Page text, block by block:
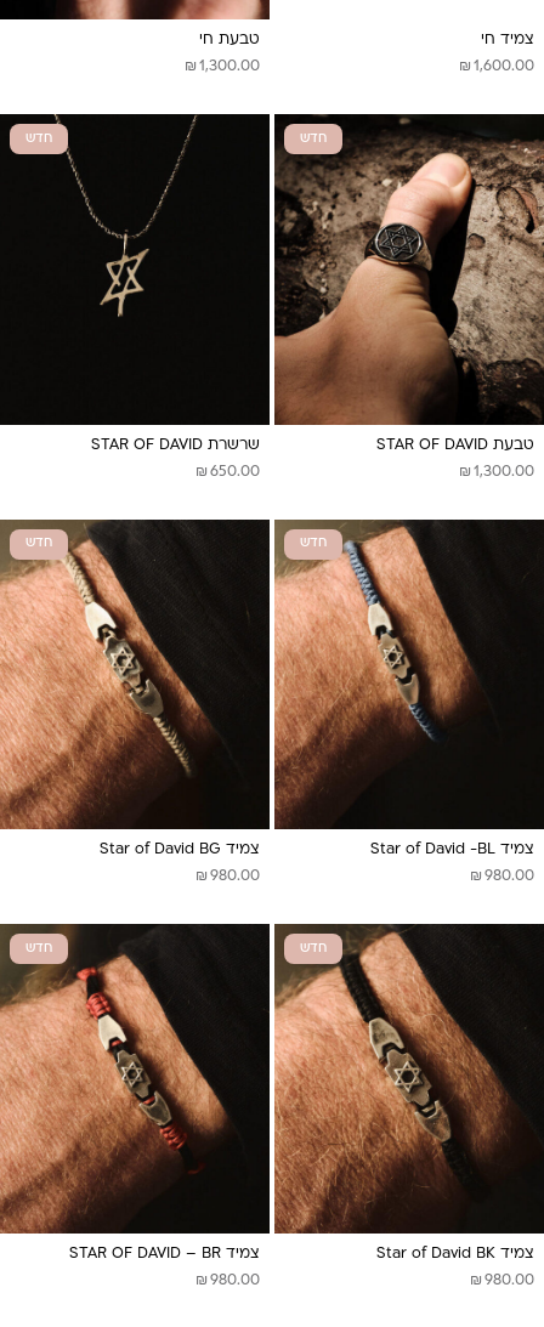
צמיד חי
₪ 1,600.00
טבעת חי
₪ 1,300.00
חדש
טבעת STAR OF DAVID
₪ 1,300.00
חדש
שרשרת STAR OF DAVID
₪ 650.00
חדש
צמיד Star of David -BL
₪ 980.00
חדש
צמיד Star of David BG
₪ 980.00
חדש
צמיד Star of David BK
₪ 980.00
חדש
צמיד STAR OF DAVID – BR
₪ 980.00